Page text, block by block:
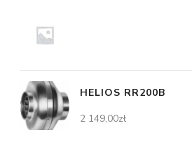
HELIOS RR200B
2 149,00zł